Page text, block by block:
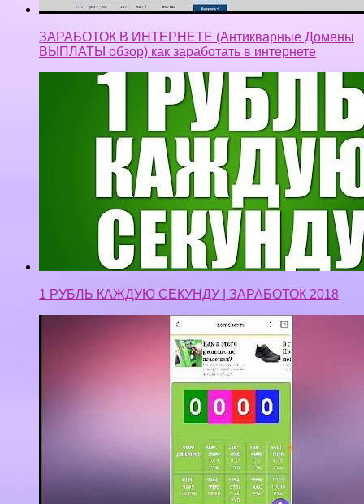
ЗАРАБОТОК В ИНТЕРНЕТЕ (Антикварные Домены
ВЫПЛАТЫ обзор) как заработать в интернете
1 РУБЛЬ КАЖДУЮ СЕКУНДУ | ЗАРАБОТОК 2018